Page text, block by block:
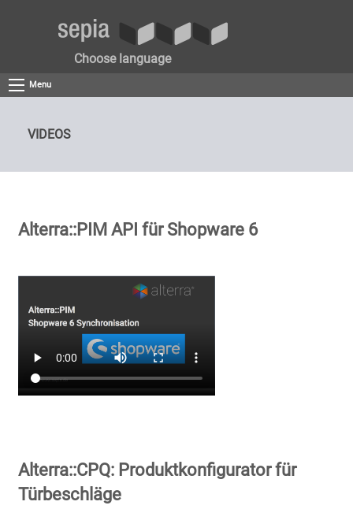
Choose language
Menu
VIDEOS
Alterra::PIM API für Shopware 6
Alterra::CPQ: Produktkonfigurator für
Türbeschläge